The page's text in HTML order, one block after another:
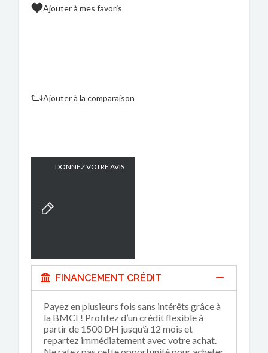
Ajouter à mes favoris
Ajouter à la comparaison
DONNEZ VOTRE AVIS
FINANCEMENT CRÉDIT
Payez en plusieurs fois sans intérêts grâce à
la BMCI ! Profitez d’un crédit flexible à
partir de 1500 DH jusqu’à 12 mois et
repartez immédiatement avec votre achat.